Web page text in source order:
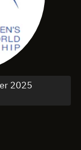
2025